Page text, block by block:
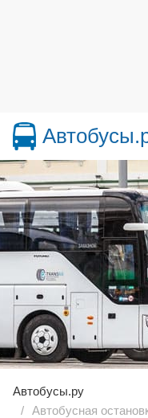
Автобусы.ру
Автобусная